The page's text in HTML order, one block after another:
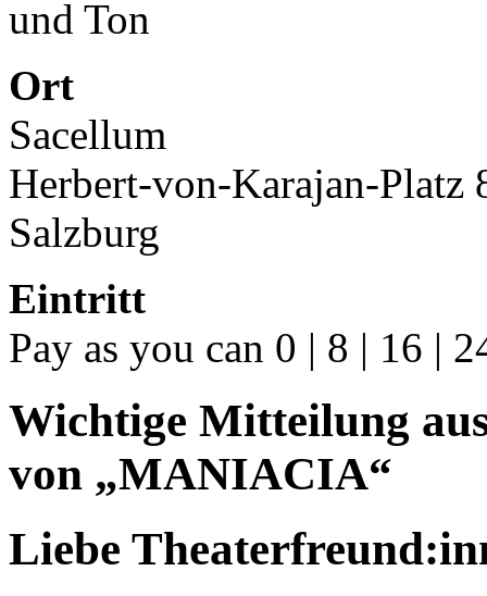
und Ton
Ort
Sacellum
Herbert-von-Karajan-Platz
Salzburg
Eintritt
Pay as you can 0 | 8 | 16 |
Wichtige Mitteilung
von „MANIACIA“
Liebe